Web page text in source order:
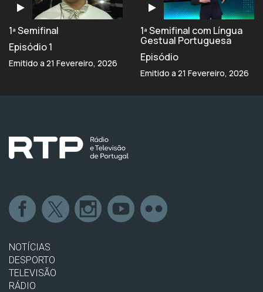
1ª Semifinal
Episódio 1
Emitido a 21 Fevereiro, 2026
1ª Semifinal com Língua
Gestual Portuguesa
Episódio
Emitido a 21 Fevereiro, 2026
NOTÍCIAS
DESPORTO
TELEVISÃO
RÁDIO